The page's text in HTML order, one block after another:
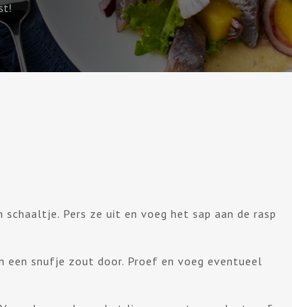
schaaltje. Pers ze uit en voeg het sap aan de rasp
een snufje zout door. Proef en voeg eventueel